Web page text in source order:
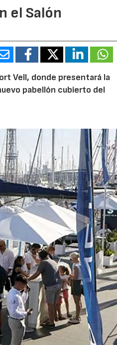
el Salón
Vell, donde presentará la
pabellón cubierto del